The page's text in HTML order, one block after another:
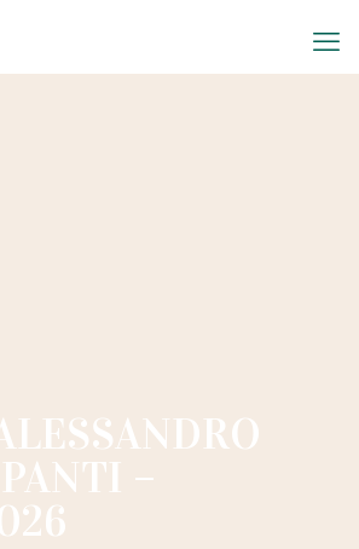
–